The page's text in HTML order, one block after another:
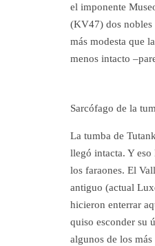
el imponente
(KV47) dos nobles
más modesta que
menos intacto
Sarcófago de la
La tumba de
llegó intacta. Y
los faraones. El
antiguo (actual
hicieron enterrar
quiso esconder su
algunos de los